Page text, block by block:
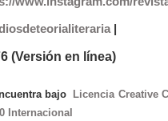
|
(Versión en línea)
bajo
Licencia Creative
Internacional